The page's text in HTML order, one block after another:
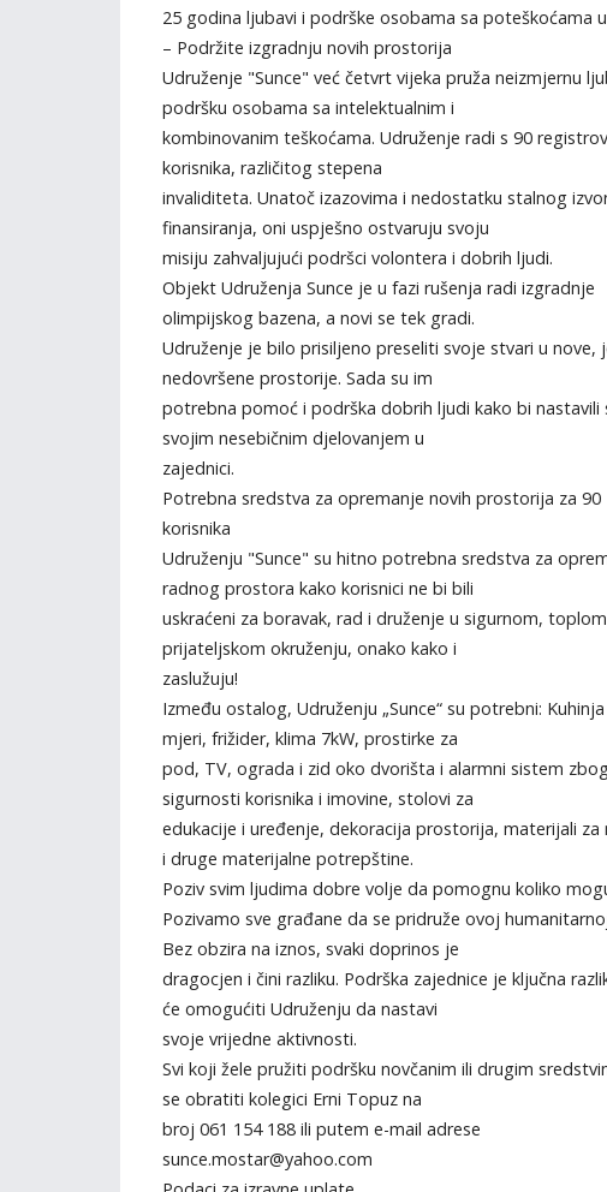
25 godina ljubavi i podrške osobama sa poteškoćama
– Podržite izgradnju novih prostorija
Udruženje "Sunce" već četvrt vijeka pruža neizmjernu
podršku osobama sa intelektualnim i
kombinovanim teškoćama. Udruženje radi s 90
korisnika, različitog stepena
invaliditeta. Unatoč izazovima i nedostatku stalnog
finansiranja, oni uspješno ostvaruju svoju
misiju zahvaljujući podršci volontera i dobrih ljudi.
Objekt Udruženja Sunce je u fazi rušenja radi izgradnje
olimpijskog bazena, a novi se tek gradi.
Udruženje je bilo prisiljeno preseliti svoje stvari u nove,
nedovršene prostorije. Sada su im
potrebna pomoć i podrška dobrih ljudi kako bi nastavili
svojim nesebičnim djelovanjem u
zajednici.
Potrebna sredstva za opremanje novih prostorija za 90
korisnika
Udruženju "Sunce" su hitno potrebna sredstva za
radnog prostora kako korisnici ne bi bili
uskraćeni za boravak, rad i druženje u sigurnom,
prijateljskom okruženju, onako kako i
zaslužuju!
Između ostalog, Udruženju „Sunce“ su potrebni:
mjeri, frižider, klima 7kW, prostirke za
pod, TV, ograda i zid oko dvorišta i alarmni sistem
sigurnosti korisnika i imovine, stolovi za
edukacije i uređenje, dekoracija prostorija, materijali za
i druge materijalne potrepštine.
Poziv svim ljudima dobre volje da pomognu koliko
Pozivamo sve građane da se pridruže ovoj
Bez obzira na iznos, svaki doprinos je
dragocjen i čini razliku. Podrška zajednice je ključna
će omogućiti Udruženju da nastavi
svoje vrijedne aktivnosti.
Svi koji žele pružiti podršku novčanim ili drugim
se obratiti kolegici Erni Topuz na
broj 061 154 188 ili putem e-mail adrese
sunce.mostar@yahoo.com